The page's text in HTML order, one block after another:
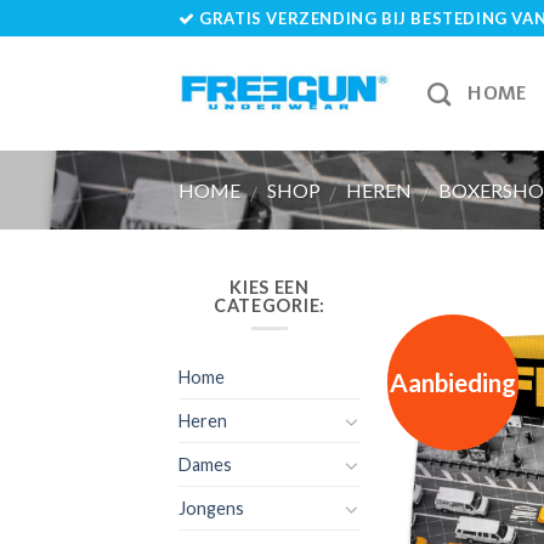
to
GRATIS VERZENDING BIJ BESTEDING
HOME
HOME / SHOP / HEREN /
KIES EEN
CATEGORIE:
Home
Heren
Dames
Jongens
Aanbieding